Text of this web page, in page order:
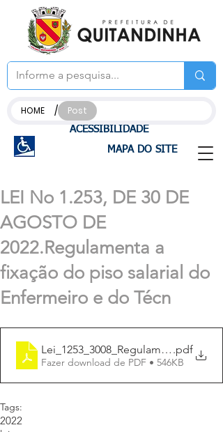
ACESSIBILIDADE
MAPA DO SITE
HOME / Post
LEI No 1.253, DE 30 DE
AGOSTO DE
2022.Regulamenta a
fixação do piso salarial do
Enfermeiro e do Técn
.pdf
Fazer download de PDF • 546KB
Tags:
2022